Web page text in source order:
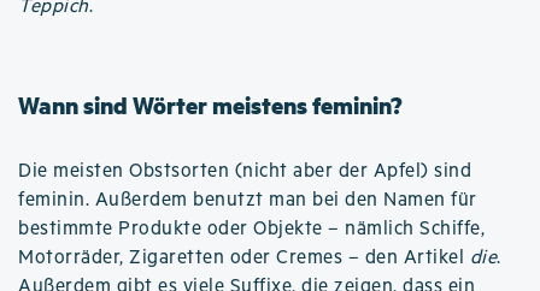
Teppich.
Wann sind Wörter meistens feminin?
Die meisten Obstsorten (nicht aber der Apfel) sind
feminin. Außerdem benutzt man bei den Namen für
bestimmte Produkte oder Objekte – nämlich Schiffe,
Motorräder, Zigaretten oder Cremes – den Artikel die.